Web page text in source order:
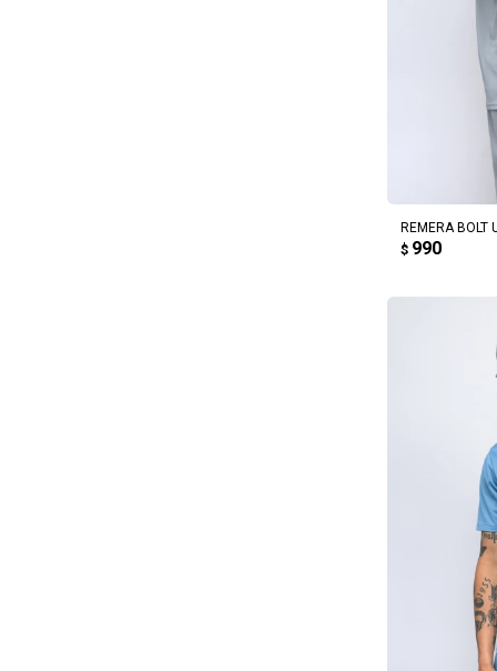
REMERA
$ 990